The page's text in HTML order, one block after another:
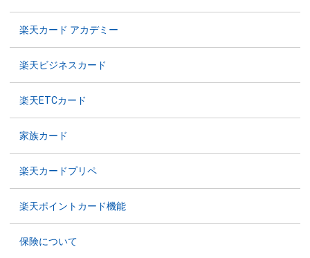
楽天カード アカデミー
楽天ビジネスカード
楽天ETCカード
家族カード
楽天カードプリペ
楽天ポイントカード機能
保険について